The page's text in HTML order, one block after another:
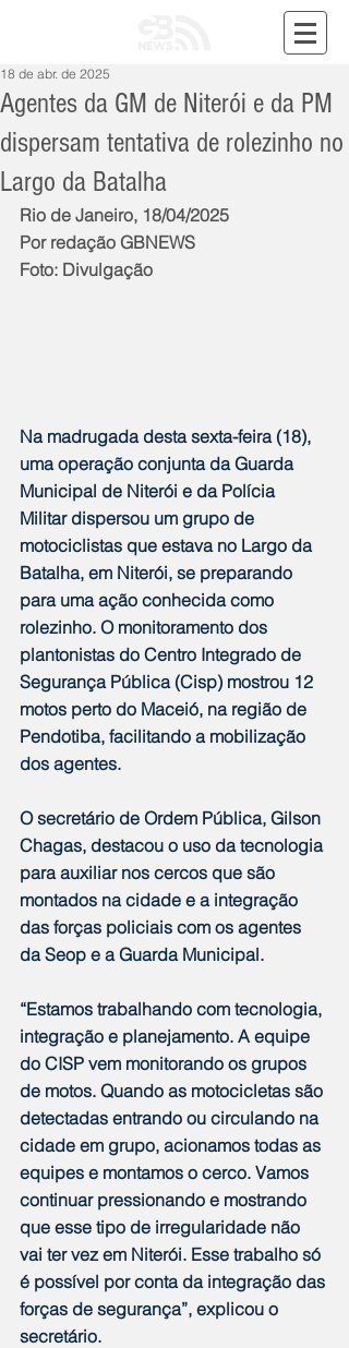
Agentes da GM de Niterói e da PM
dispersam tentativa de rolezinho no
Largo da Batalha
18 de abr. de 2025
Rio de Janeiro, 18/04/2025
Por redação GBNEWS
Foto: Divulgação
Na madrugada desta sexta-feira (18),
uma operação conjunta da Guarda
Municipal de Niterói e da Polícia
Militar dispersou um grupo de
motociclistas que estava no Largo da
Batalha, em Niterói, se preparando
para uma ação conhecida como
rolezinho. O monitoramento dos
plantonistas do Centro Integrado de
Segurança Pública (Cisp) mostrou 12
motos perto do Maceió, na região de
Pendotiba, facilitando a mobilização
dos agentes.
O secretário de Ordem Pública, Gilson
Chagas, destacou o uso da tecnologia
para auxiliar nos cercos que são
montados na cidade e a integração
das forças policiais com os agentes
da Seop e a Guarda Municipal.
“Estamos trabalhando com tecnologia,
integração e planejamento. A equipe
do CISP vem monitorando os grupos
de motos. Quando as motocicletas são
detectadas entrando ou circulando na
cidade em grupo, acionamos todas as
equipes e montamos o cerco. Vamos
continuar pressionando e mostrando
que esse tipo de irregularidade não
vai ter vez em Niterói. Esse trabalho só
é possível por conta da integração das
forças de segurança”, explicou o
secretário.